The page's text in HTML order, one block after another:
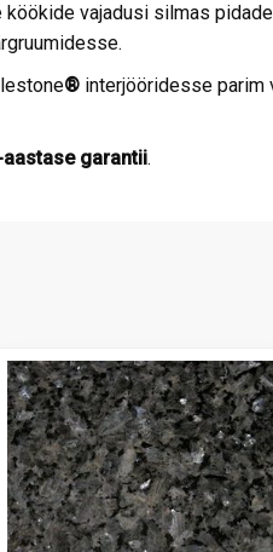
vajadusi silmas
® interjööridesse parim
aastase garantii.